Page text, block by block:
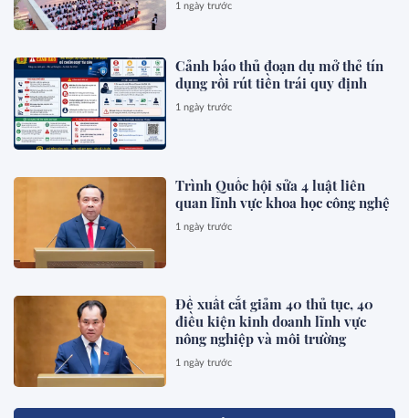
1 ngày trước
Cảnh báo thủ đoạn dụ mở thẻ tín
dụng rồi rút tiền trái quy định
1 ngày trước
Trình Quốc hội sửa 4 luật liên
quan lĩnh vực khoa học công nghệ
1 ngày trước
Đề xuất cắt giảm 40 thủ tục, 40
điều kiện kinh doanh lĩnh vực
nông nghiệp và môi trường
1 ngày trước